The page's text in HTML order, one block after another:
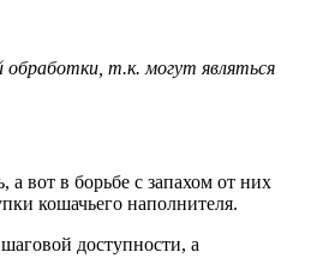
т.к. могут являться
вот в борьбе с запахом от них
кошачьего наполнителя.
доступности, а